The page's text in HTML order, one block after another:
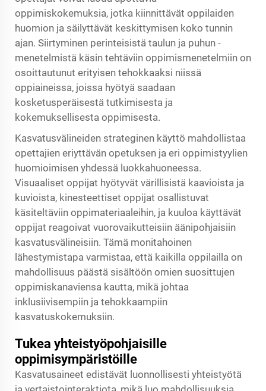
oppimiskokemuksia, jotka kiinnittävät oppilaiden
huomion ja säilyttävät keskittymisen koko tunnin
ajan. Siirtyminen perinteisistä taulun ja puhun -
menetelmistä käsin tehtäviin oppimismenetelmiin on
osoittautunut erityisen tehokkaaksi niissä
oppiaineissa, joissa hyötyä saadaan
kosketusperäisestä tutkimisesta ja
kokemuksellisesta oppimisesta.
Kasvatusvälineiden strateginen käyttö mahdollistaa
opettajien eriyttävän opetuksen ja eri oppimistyylien
huomioimisen yhdessä luokkahuoneessa.
Visuaaliset oppijat hyötyvät värillisistä kaavioista ja
kuvioista, kinesteettiset oppijat osallistuvat
käsiteltäviin oppimateriaaleihin, ja kuuloa käyttävät
oppijat reagoivat vuorovaikutteisiin äänipohjaisiin
kasvatusvälineisiin. Tämä monitahoinen
lähestymistapa varmistaa, että kaikilla oppilailla on
mahdollisuus päästä sisältöön omien suosittujen
oppimiskanaviensa kautta, mikä johtaa
inklusiivisempiin ja tehokkaampiin
kasvatuskokemuksiin.
Tukea yhteistyöpohjaisille
oppimisympäristöille
Kasvatusaineet edistävät luonnollisesti yhteistyötä